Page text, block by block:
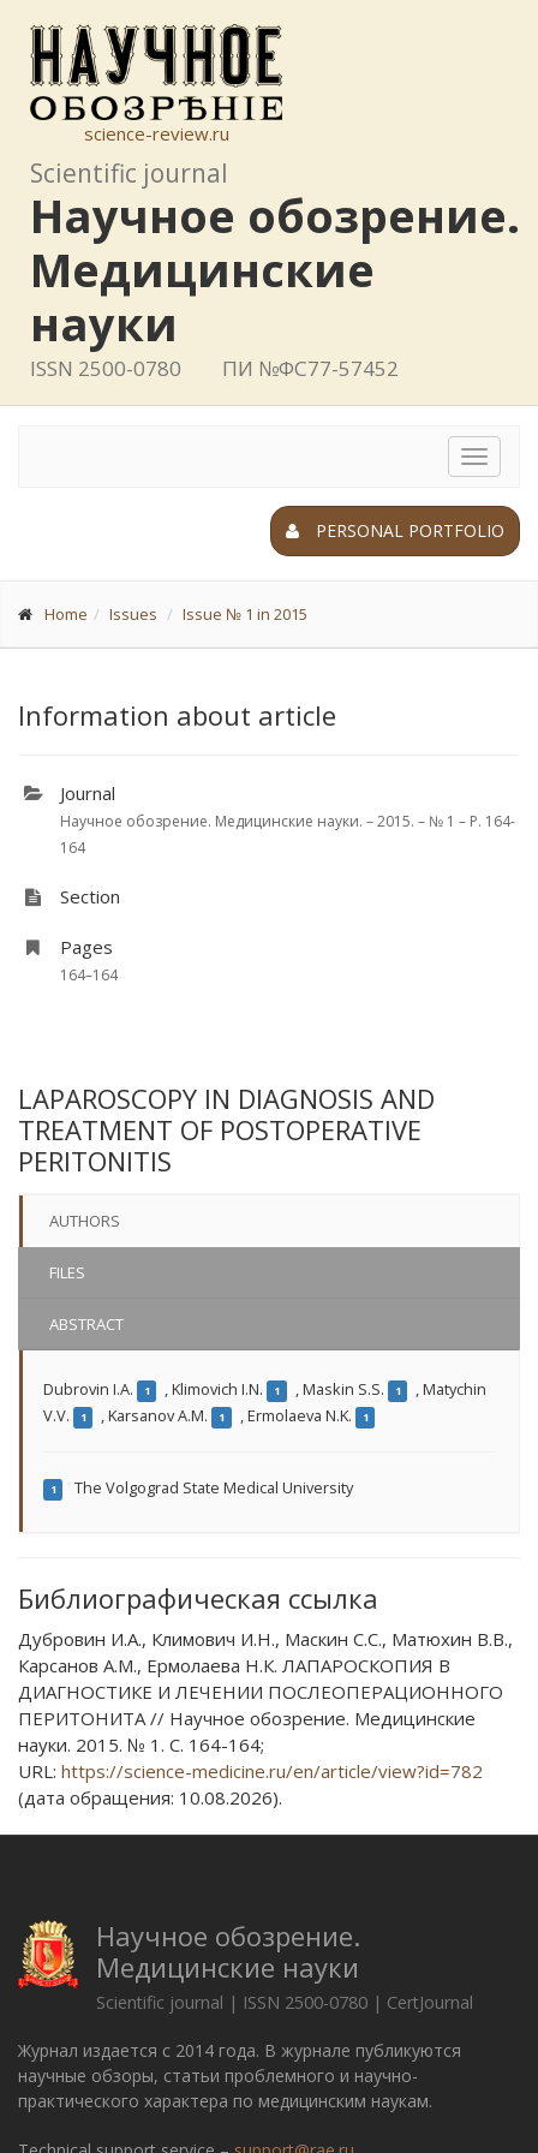
science-review.ru
Scientific journal
Научное обозрение.
Медицинские
науки
ISSN 2500-0780 ПИ №ФС77-57452
Toggle
PERSONAL PORTFOLIO
Home Issues Issue № 1 in 2015
Information about article
Journal
Научное обозрение. Медицинские науки. – 2015. – № 1 – P. 164-
164
Section
Pages
164–164
LAPAROSCOPY IN DIAGNOSIS AND
TREATMENT OF POSTOPERATIVE
PERITONITIS
AUTHORS
FILES
ABSTRACT
Dubrovin I.A. 1 ,Klimovich I.N. 1 ,Maskin S.S. 1 ,Matychin
V.V.
1 ,Karsanov A.M. 1 ,Ermolaeva N.K. 1
1 The Volgograd State Medical University
Библиографическая ссылка
Дубровин И.А., Климович И.Н., Маскин С.С., Матюхин В.В.,
Карсанов А.М., Ермолаева Н.К. ЛАПАРОСКОПИЯ В
ДИАГНОСТИКЕ И ЛЕЧЕНИИ ПОСЛЕОПЕРАЦИОННОГО
ПЕРИТОНИТА // Научное обозрение. Медицинские
науки. 2015. № 1. С. 164-164;
URL: https://science-medicine.ru/en/article/view?id=782
(дата обращения: 10.08.2026).
Научное обозрение.
Медицинские науки
Scientific journal | ISSN 2500-0780 | CertJournal
Журнал издается с 2014 года. В журнале публикуются
научные обзоры, статьи проблемного и научно-
практического характера по медицинским наукам.